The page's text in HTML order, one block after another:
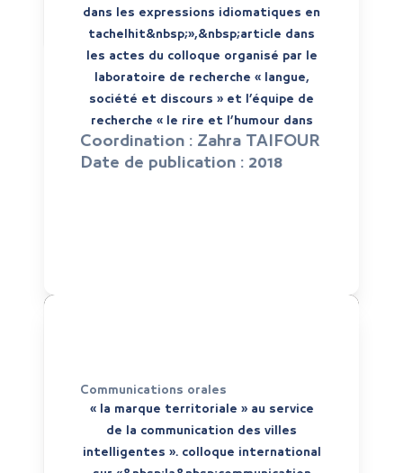
dans les expressions idiomatiques en
tachelhit&nbsp;»,&nbsp;article dans
les actes du colloque organisé par le
laboratoire de recherche « langue,
société et discours » et l’équipe de
recherche « le rire et l’humour dans
Coordination : Zahra TAIFOUR
Date de publication : 2018
Communications orales
« la marque territoriale » au service
de la communication des villes
intelligentes ». colloque international